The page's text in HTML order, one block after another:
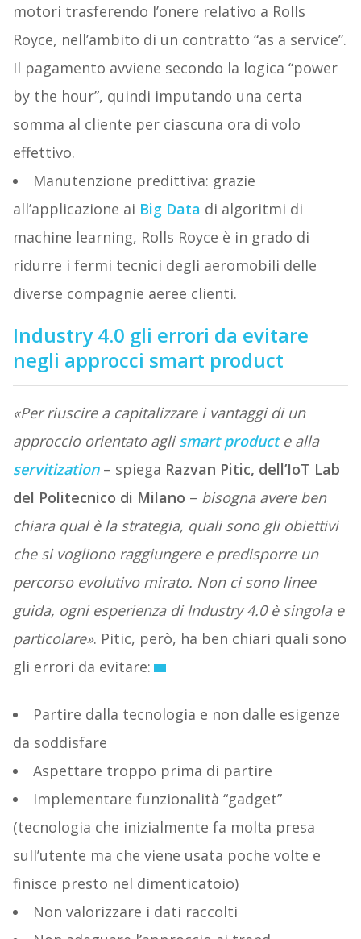
motori trasferendo l’onere relativo a Rolls
Royce, nell’ambito di un contratto “as a service”.
Il pagamento avviene secondo la logica “power
by the hour”, quindi imputando una certa
somma al cliente per ciascuna ora di volo
effettivo.
Manutenzione predittiva: grazie
all’applicazione ai Big Data di algoritmi di
machine learning, Rolls Royce è in grado di
ridurre i fermi tecnici degli aeromobili delle
diverse compagnie aeree clienti.
Industry 4.0 gli errori da evitare
negli approcci smart product
«Per riuscire a capitalizzare i vantaggi di un
approccio orientato aglismart producte alla
servitization – spiega Razvan Pitic, dell’IoT Lab
del Politecnico di Milano – bisogna avere ben
chiara qual è la strategia, quali sono gli obiettivi
che si vogliono raggiungere e predisporre un
percorso evolutivo mirato. Non ci sono linee
guida, ogni esperienza di Industry 4.0 è singola e
particolare». Pitic, però, ha ben chiari quali sono
gli errori da evitare:
Partire dalla tecnologia e non dalle esigenze
da soddisfare
Aspettare troppo prima di partire
Implementare funzionalità “gadget”
(tecnologia che inizialmente fa molta presa
sull’utente ma che viene usata poche volte e
finisce presto nel dimenticatoio)
Non valorizzare i dati raccolti